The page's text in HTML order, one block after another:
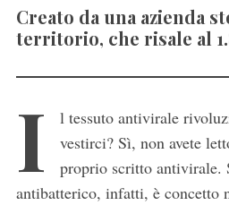
Creato da una azienda
territorio, che risale al
I
l tessuto antivirale
vestirci? Sì, non avete
proprio scritto antivirale.
antibatterico, infatti, è concetto